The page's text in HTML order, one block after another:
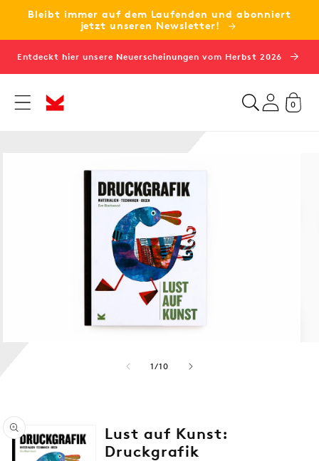
zum
Bleibt immer auf dem Laufenden und abonniert
jetzt unseren Newsletter!
Entdeckt hier unsere Neuerscheinungen vom Herbst 2026
0
1/von
10
Lust auf Kunst:
Druckgrafik